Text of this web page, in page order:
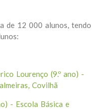
de 12 000 alunos, tendo
Lourenço (9.º ano) -
Covilhã
- Escola Básica e